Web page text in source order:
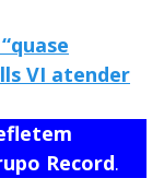
VI atender
Record.